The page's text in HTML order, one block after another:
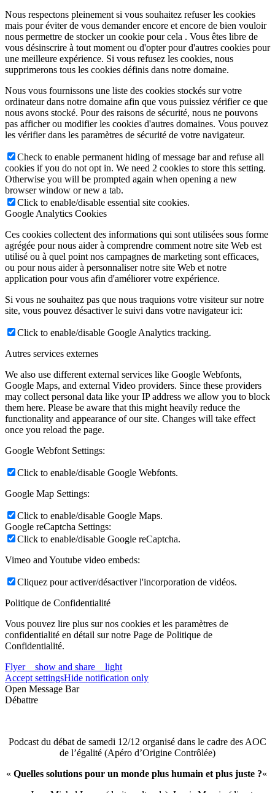
Nous respectons pleinement si vous souhaitez refuser les cookies
mais pour éviter de vous demander encore et encore de bien vouloir
nous permettre de stocker un cookie pour cela . Vous êtes libre de
vous désinscrire à tout moment ou d'opter pour d'autres cookies pour
une meilleure expérience. Si vous refusez les cookies, nous
supprimerons tous les cookies définis dans notre domaine.
Nous vous fournissons une liste des cookies stockés sur votre
ordinateur dans notre domaine afin que vous puissiez vérifier ce que
nous avons stocké. Pour des raisons de sécurité, nous ne pouvons
pas afficher ou modifier les cookies d'autres domaines. Vous pouvez
les vérifier dans les paramètres de sécurité de votre navigateur.
Check to enable permanent hiding of message bar and refuse all
cookies if you do not opt in. We need 2 cookies to store this setting.
Otherwise you will be prompted again when opening a new
browser window or new a tab.
Click to enable/disable essential site cookies.
Google Analytics Cookies
Ces cookies collectent des informations qui sont utilisées sous forme
agrégée pour nous aider à comprendre comment notre site Web est
utilisé ou à quel point nos campagnes de marketing sont efficaces,
ou pour nous aider à personnaliser notre site Web et notre
application pour vous afin d'améliorer votre expérience.
Si vous ne souhaitez pas que nous traquions votre visiteur sur notre
site, vous pouvez désactiver le suivi dans votre navigateur ici:
Click to enable/disable Google Analytics tracking.
Autres services externes
We also use different external services like Google Webfonts,
Google Maps, and external Video providers. Since these providers
may collect personal data like your IP address we allow you to block
them here. Please be aware that this might heavily reduce the
functionality and appearance of our site. Changes will take effect
once you reload the page.
Google Webfont Settings:
Click to enable/disable Google Webfonts.
Google Map Settings:
Click to enable/disable Google Maps.
Google reCaptcha Settings:
Click to enable/disable Google reCaptcha.
Vimeo and Youtube video embeds:
Cliquez pour activer/désactiver l'incorporation de vidéos.
Politique de Confidentialité
Vous pouvez lire plus sur nos cookies et les paramètres de
confidentialité en détail sur notre Page de Politique de
Confidentialité.
Flyer _ show and share _ light
Accept settingsHide notification only
Open Message Bar
Débattre
Podcast du débat de samedi 12/12 organisé dans le cadre des AOC
de l’égalité (Apéro d’Origine Contrôlée)
« Quelles solutions pour un monde plus humain et plus juste ?«